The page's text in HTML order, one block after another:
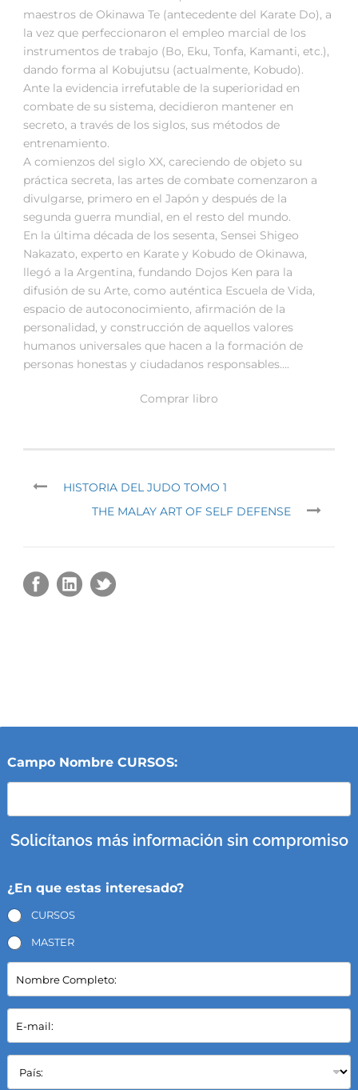
maestros de Okinawa Te (antecedente del Karate Do), a
la vez que perfeccionaron el empleo marcial de los
instrumentos de trabajo (Bo, Eku, Tonfa, Kamanti, etc.),
dando forma al Kobujutsu (actualmente, Kobudo).
Ante la evidencia irrefutable de la superioridad en
combate de su sistema, decidieron mantener en
secreto, a través de los siglos, sus métodos de
entrenamiento.
A comienzos del siglo XX, careciendo de objeto su
práctica secreta, las artes de combate comenzaron a
divulgarse, primero en el Japón y después de la
segunda guerra mundial, en el resto del mundo.
En la última década de los sesenta, Sensei Shigeo
Nakazato, experto en Karate y Kobudo de Okinawa,
llegó a la Argentina, fundando Dojos Ken para la
difusión de su Arte, como auténtica Escuela de Vida,
espacio de autoconocimiento, afirmación de la
personalidad, y construcción de aquellos valores
humanos universales que hacen a la formación de
personas honestas y ciudadanos responsables….
Comprar libro
HISTORIA DEL JUDO TOMO 1
THE MALAY ART OF SELF DEFENSE
Campo Nombre CURSOS:
Solicítanos más información sin compromiso
¿En que estas interesado?
CURSOS
MASTER
N
m
b
e
C
E
m
a
P